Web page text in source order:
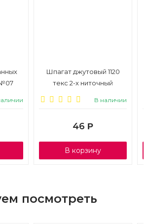
Шпагат джутовый 1120
текс 2-х ниточный
В наличии
46 Р
В корзину
посмотреть